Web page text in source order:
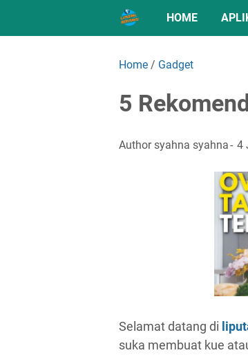
HOME
Home / Gadget
5
Authorsyahna syahna 4
Selamat datang di
suka membuat kue